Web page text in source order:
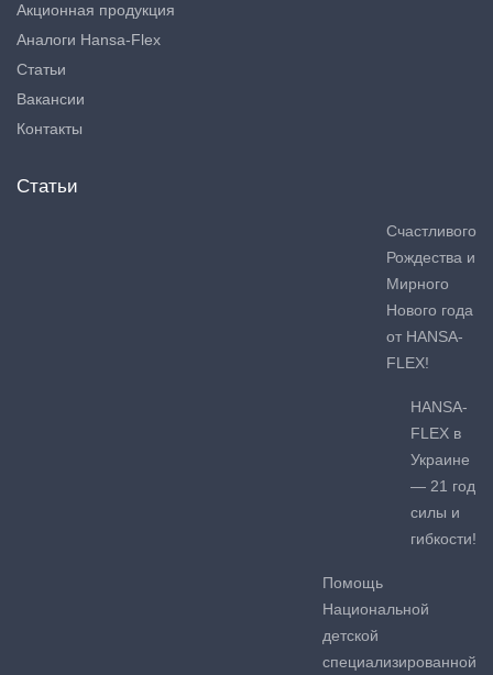
Акционная продукция
Аналоги Hansa-Flex
Статьи
Вакансии
Контакты
Статьи
Счастливого
Рождества и
Мирного
Нового года
от HANSA-
FLEX!
HANSA-
FLEX в
Украине
— 21 год
силы и
гибкости!
Помощь
Национальной
детской
специализированной